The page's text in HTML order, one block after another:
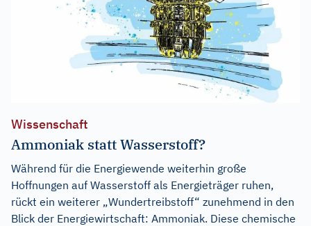
Wissenschaft
Ammoniak statt Wasserstoff?
Während für die Energiewende weiterhin große
Hoffnungen auf Wasserstoff als Energieträger ruhen,
rückt ein weiterer „Wundertreibstoff“ zunehmend in den
Blick der Energiewirtschaft: Ammoniak. Diese chemische